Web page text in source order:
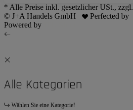
* Alle Preise inkl. gesetzlicher USt., zzgl.
© J+A Handels GmbH
Perfected by
Powered by
Alle Kategorien
Wählen Sie eine Kategorie!